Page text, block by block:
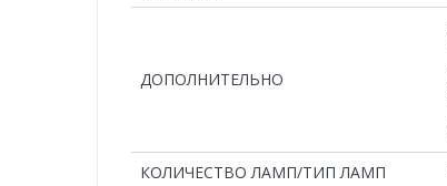
ДОПОЛНИТЕЛЬНО
КОЛИЧЕСТВО ЛАМП/ТИП ЛАМП